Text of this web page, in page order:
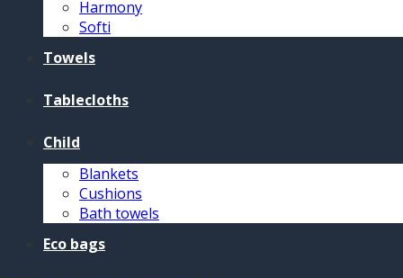
Harmony
Softi
Towels
Tablecloths
Child
Blankets
Cushions
Bath towels
Eco bags